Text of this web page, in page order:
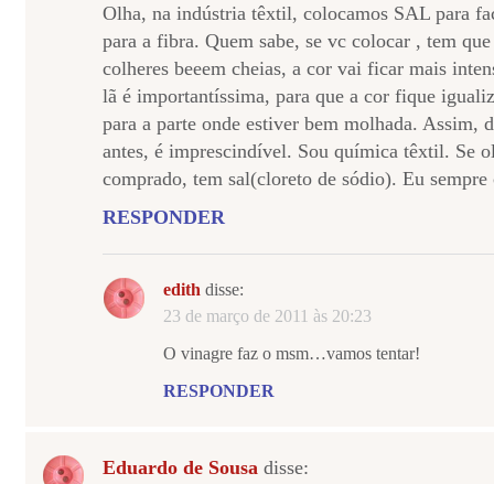
Olha, na indústria têxtil, colocamos SAL para
para a fibra. Quem sabe, se vc colocar , tem
colheres beeem cheias, a cor vai ficar mais
lã é importantíssima, para que a cor fique
para a parte onde estiver bem molhada. Assim,
antes, é imprescindível. Sou química têxtil. Se
comprado, tem sal(cloreto de sódio). Eu
RESPONDER
edith disse:
23 de março de 2011 às 20:23
O vinagre faz o msm…vamos tentar!
RESPONDER
Eduardo de Sousa disse: